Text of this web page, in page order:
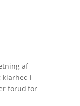
af
klarhed i
forud for